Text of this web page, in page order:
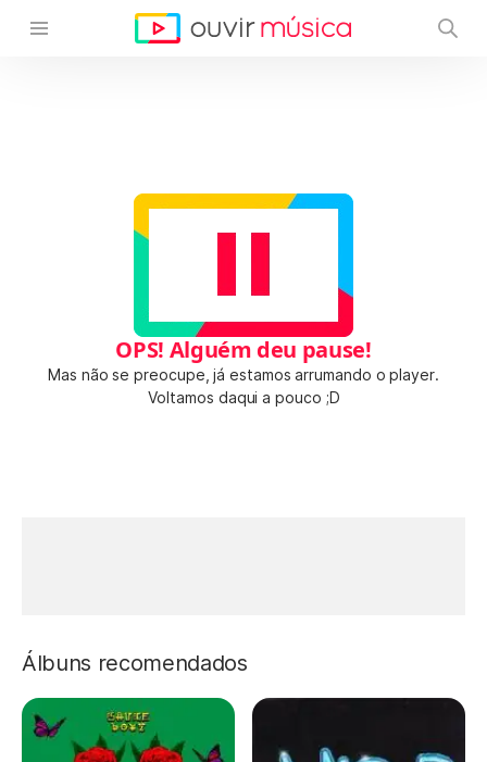
OPS! Alguém deu pause!
Mas não se preocupe, já estamos arrumando o player.
Voltamos daqui a pouco ;D
Álbuns recomendados